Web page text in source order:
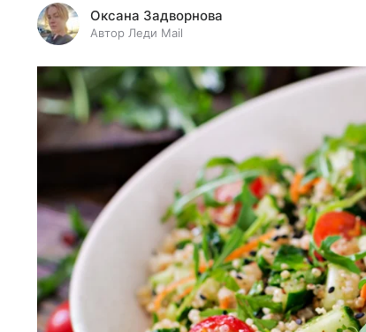
Оксана Задворнова
Автор Леди Mail